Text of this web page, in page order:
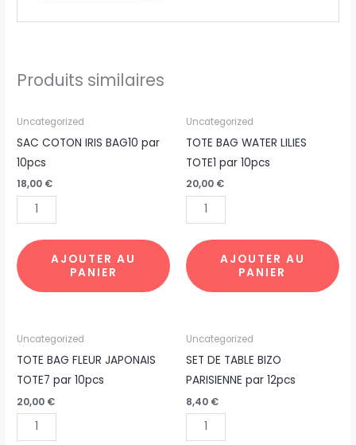
Produits similaires
Uncategorized
SAC COTON IRIS BAG10 par
10pcs
18,00 €
quantité
de
SAC
COTON
IRIS
BAG10
10pcs
AJOUTER AU
PANIER
Uncategorized
TOTE BAG WATER LILIES
TOTE1 par 10pcs
20,00 €
quantité
de
TOTE
BAG
WATER
LILIES
TOTE1
par
10pcs
AJOUTER AU
PANIER
Uncategorized
TOTE BAG FLEUR JAPONAIS
TOTE7 par 10pcs
20,00 €
quantité
de
TOTE
FLEUR
JAPONAIS
Uncategorized
SET DE TABLE BIZO
PARISIENNE par 12pcs
8,40 €
quantité
de
SET
TABLE
BIZO